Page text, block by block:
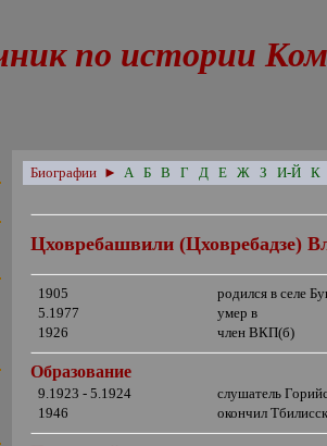
по истории
Биографии ► А Б В Г Д Е Ж З И-Й К
Цховребашвили (Цховребадзе)
1905
родился в селе
5.1977
умер в
1926
член ВКП(б)
Образование
9.1923 - 5.1924
слушатель
1946
окончил